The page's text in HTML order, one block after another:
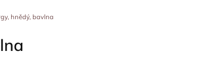
hnědý, bavlna